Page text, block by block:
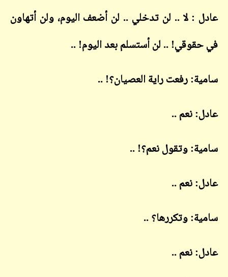
عادل : لا .. لن تدخلي .. لن أضعف اليوم، ولن أتهاون
في حقوقي! .. لن أستسلم بعد اليوم! ..
سامية: رفعت راية العصيان؟! ..
عادل: نعم ..
سامية: وتقول نعم؟! ..
عادل: نعم ..
سامية: وتكررها؟ ..
عادل: نعم ..